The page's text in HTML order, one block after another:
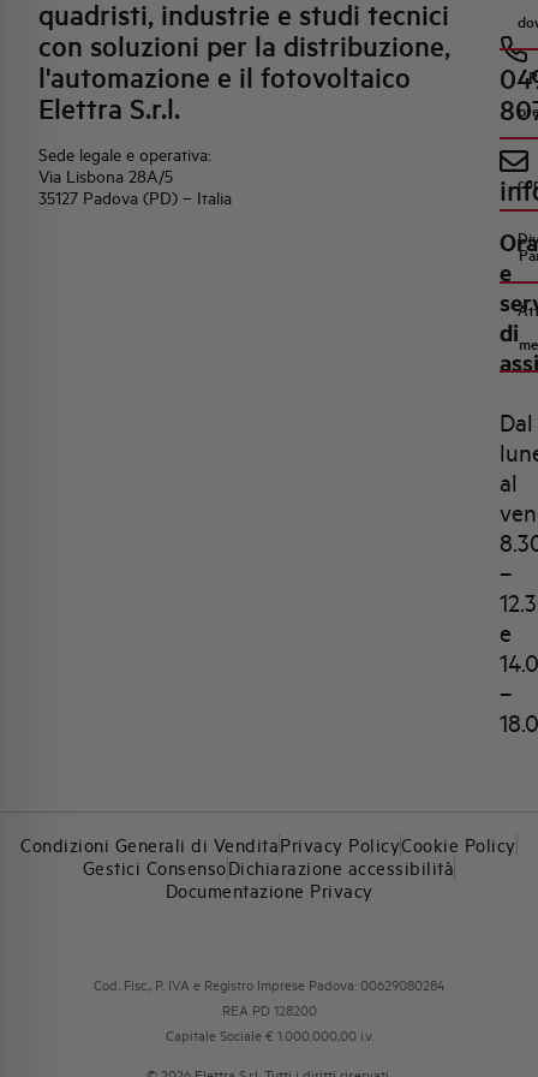
quadristi, industrie e studi tecnici
con soluzioni per la distribuzione,
l'automazione e il fotovoltaico
Elettra S.r.l.
Sede legale e operativa:
Via Lisbona 28A/5
35127 Padova (PD) – Italia
e
di
Dal
al
–
e
–
Condizioni Generali di VenditaPrivacy PolicyCookie Policy
Gestici ConsensoDichiarazione accessibilità
Documentazione Privacy
Cod. Fisc., P. IVA e Registro Imprese Padova: 00629080284
REA PD 128200
Capitale Sociale € 1.000.000,00 i.v.